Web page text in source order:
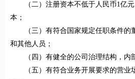
（二）注册资本不低于人民币1亿
本；
（三）有符合国家规定任职条件
和其他人员；
（四）有健全的公司治理结构，内
（五）有符合业务开展要求的营